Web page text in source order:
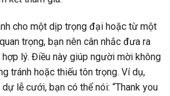
cho một dịp trọng đại hoặc từ một
trọng, bạn nên cân nhắc đưa ra
lý. Điều này giúp người mời không
tránh hoặc thiếu tôn trọng. Ví dụ,
lễ cưới, bạn có thể nói: “Thank you